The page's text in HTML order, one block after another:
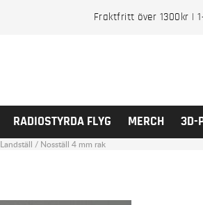
Fraktfritt över 1300kr |
RADIOSTYRDA FLYG MERCH 3D-
Landställ / Nosställ 4 mm rak